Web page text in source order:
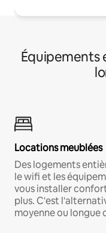
Équipements
Locations meublées
Des logements
le wifi et les
vous installer
plus. C'est
moyenne ou longue